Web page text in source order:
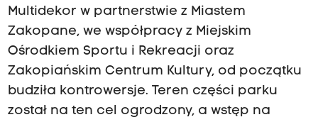
Multidekor w partnerstwie z Miastem
Zakopane, we współpracy z Miejskim
Ośrodkiem Sportu i Rekreacji oraz
Zakopiańskim Centrum Kultury, od początku
budziła kontrowersje. Teren części parku
został na ten cel ogrodzony, a wstęp na